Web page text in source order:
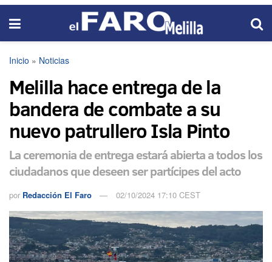
Inicio » Noticias
Melilla hace entrega de la
bandera de combate a su
nuevo patrullero Isla Pinto
La ceremonia de entrega estará abierta a todos los
ciudadanos que deseen ser partícipes del acto
por Redacción El Faro 02/10/2024 17:10 CEST